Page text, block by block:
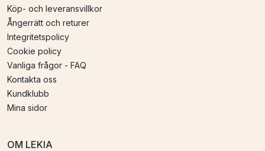
Köp- och leveransvillkor
Ångerrätt och returer
Integritetspolicy
Cookie policy
Vanliga frågor - FAQ
Kontakta oss
Kundklubb
Mina sidor
OM LEKIA